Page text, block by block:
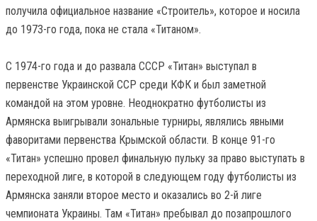
получила официальное название «Строитель», которое и носила
до 1973-го года, пока не стала «Титаном».
С 1974-го года и до развала СССР «Титан» выступал в
первенстве Украинской ССР среди КФК и был заметной
командой на этом уровне. Неоднократно футболисты из
Армянска выигрывали зональные турниры, являлись явными
фаворитами первенства Крымской области. В конце 91-го
«Титан» успешно провел финальную пульку за право выступать в
переходной лиге, в которой в следующем году футболисты из
Армянска заняли второе место и оказались во 2-й лиге
чемпионата Украины. Там «Титан» пребывал до позапрошлого